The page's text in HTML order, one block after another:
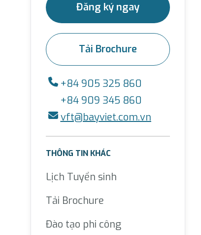
Đăng ký ngay
Tải Brochure
+84 905 325 860
+84 909 345 860
vft@bayviet.com.vn
THÔNG TIN KHÁC
Lịch Tuyển sinh
Tải Brochure
Đào tạo phi công